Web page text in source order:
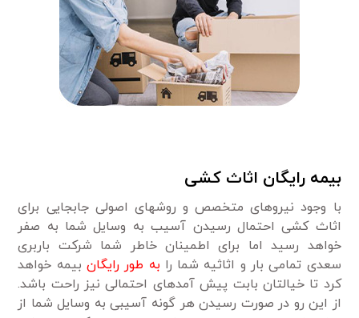
بیمه رایگان اثاث کشی
با وجود نیروهای متخصص و روشهای اصولی جابجایی برای
اثاث کشی احتمال رسیدن آسیب به وسایل شما به صفر
خواهد رسید اما برای اطمینان خاطر شما شرکت باربری
سعدی تمامی بار و اثاثیه شما را به طور رایگان بیمه خواهد
کرد تا خیالتان بابت پیش آمدهای احتمالی نیز راحت باشد.
از این رو در صورت رسیدن هر گونه آسیبی به وسایل شما از